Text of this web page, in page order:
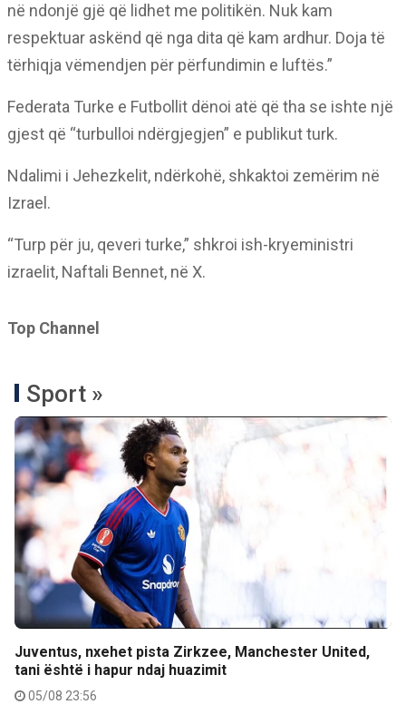
në ndonjë gjë që lidhet me politikën. Nuk kam
respektuar askënd që nga dita që kam ardhur. Doja të
tërhiqja vëmendjen për përfundimin e luftës.”
Federata Turke e Futbollit dënoi atë që tha se ishte një
gjest që “turbulloi ndërgjegjen” e publikut turk.
Ndalimi i Jehezkelit, ndërkohë, shkaktoi zemërim në
Izrael.
“Turp për ju, qeveri turke,” shkroi ish-kryeministri
izraelit, Naftali Bennet, në X.
Top Channel
Sport »
Juventus, nxehet pista Zirkzee, Manchester United,
tani është i hapur ndaj huazimit
05/08 23:56